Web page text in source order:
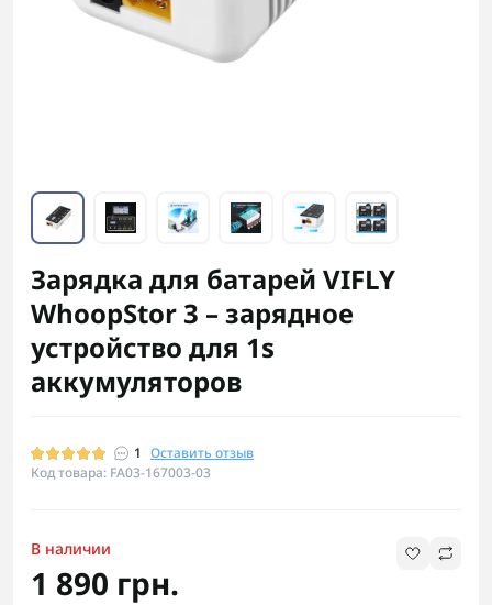
Зарядка для батарей VIFLY
WhoopStor 3 – зарядное
устройство для 1s
аккумуляторов
1 Оставить отзыв
Код товара: FA03-167003-03
В наличии
1 890 грн.